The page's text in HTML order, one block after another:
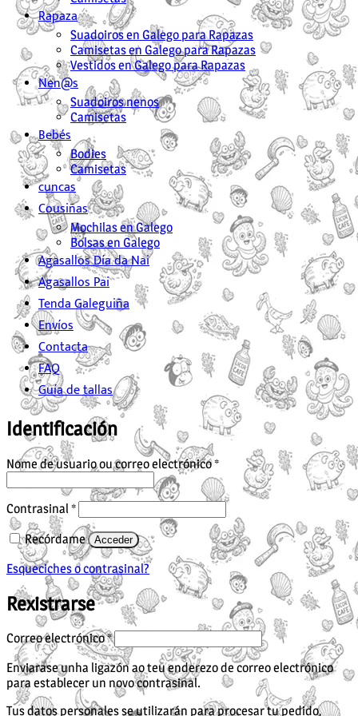
Rapaza
Suadoiros en Galego para Rapazas
Camisetas en Galego para Rapazas
Vestidos en Galego para Rapazas
Nen@s
Suadoiros nenos
Camisetas
Bebés
Bodies
Camisetas
cuncas
Cousiñas
Mochilas en Galego
Bolsas en Galego
Agasallos Día da Nai
Agasallos Pai
Tenda Galeguiña
Envíos
Contacta
FAQ
Guía de tallas
Identificación
Nome de usuario ou correo electrónico*Obrigatorio
Contrasinal *Obrigatorio
Recórdame Acceder
Esqueciches o contrasinal?
Rexistrarse
Correo electrónico*Obrigatorio
Enviarase unha ligazón ao teu enderezo de correo electrónico
para establecer un novo contrasinal.
Tus datos personales se utilizarán para procesar tu pedido,